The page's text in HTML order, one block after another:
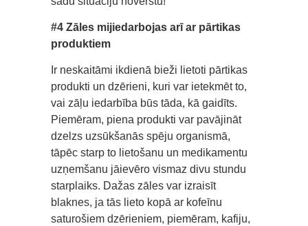
#4 Zāles mijiedarbojas arī ar pārtikas
produktiem
Ir neskaitāmi ikdienā bieži lietoti pārtikas
produkti un dzērieni, kuri var ietekmēt to,
vai zāļu iedarbība būs tāda, kā gaidīts.
Piemēram, piena produkti var pavājināt
dzelzs uzsūkšanās spēju organismā,
tāpēc starp to lietošanu un medikamentu
uzņemšanu jāievēro vismaz divu stundu
starplaiks. Dažas zāles var izraisīt
blaknes, ja tās lieto kopā ar kofeīnu
saturošiem dzērieniem, piemēram, kafiju,